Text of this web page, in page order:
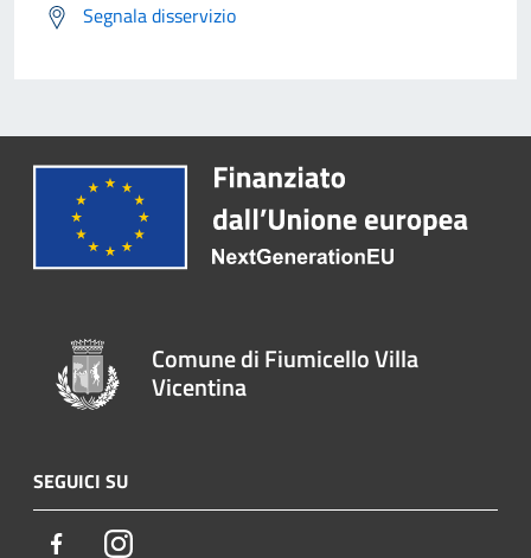
Segnala disservizio
Comune di Fiumicello Villa
Vicentina
SEGUICI SU
FacebookInstagram